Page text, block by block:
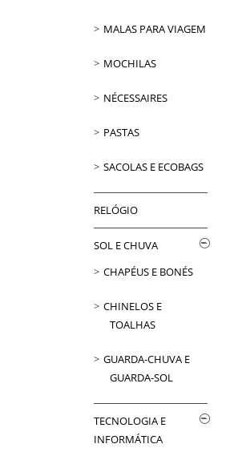
MALAS PARA VIAGEM
MOCHILAS
NÉCESSAIRES
PASTAS
SACOLAS E ECOBAGS
RELÓGIO
SOL E CHUVA
CHAPÉUS E BONÉS
CHINELOS E
TOALHAS
GUARDA-CHUVA E
GUARDA-SOL
TECNOLOGIA E
INFORMÁTICA